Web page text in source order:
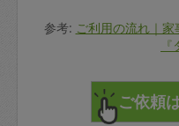
参考: ご利用の流れ｜